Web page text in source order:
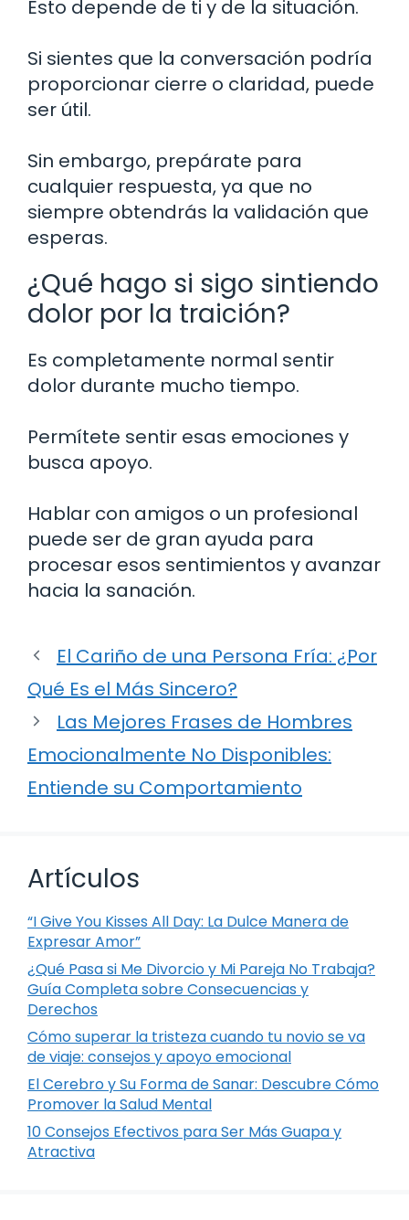
Esto depende de ti y de la situación.
Si sientes que la conversación podría
proporcionar cierre o claridad, puede
ser útil.
Sin embargo, prepárate para
cualquier respuesta, ya que no
siempre obtendrás la validación que
esperas.
¿Qué hago si sigo sintiendo
dolor por la traición?
Es completamente normal sentir
dolor durante mucho tiempo.
Permítete sentir esas emociones y
busca apoyo.
Hablar con amigos o un profesional
puede ser de gran ayuda para
procesar esos sentimientos y avanzar
hacia la sanación.
El Cariño de una Persona Fría: ¿Por
Qué Es el Más Sincero?
Las Mejores Frases de Hombres
Emocionalmente No Disponibles:
Entiende su Comportamiento
Artículos
“I Give You Kisses All Day: La Dulce Manera de
Expresar Amor”
¿Qué Pasa si Me Divorcio y Mi Pareja No Trabaja?
Guía Completa sobre Consecuencias y
Derechos
Cómo superar la tristeza cuando tu novio se va
de viaje: consejos y apoyo emocional
El Cerebro y Su Forma de Sanar: Descubre Cómo
Promover la Salud Mental
10 Consejos Efectivos para Ser Más Guapa y
Atractiva